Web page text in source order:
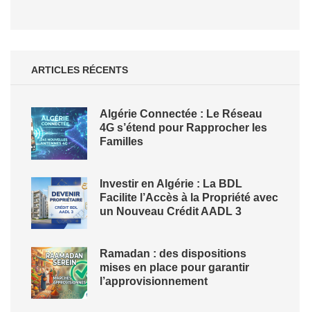
ARTICLES RÉCENTS
Algérie Connectée : Le Réseau
4G s’étend pour Rapprocher les
Familles
Investir en Algérie : La BDL
Facilite l’Accès à la Propriété avec
un Nouveau Crédit AADL 3
Ramadan : des dispositions
mises en place pour garantir
l’approvisionnement